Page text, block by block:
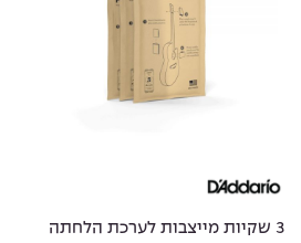
3 שקיות מייצבות לערכת הלחתה